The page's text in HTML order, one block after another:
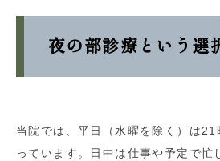
夜の部診療という選
当院では、平日（水曜を除く）は
っています。日中は仕事や予定で忙